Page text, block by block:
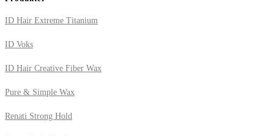
ID Hair Extreme Titanium
ID Voks
ID Hair Creative Fiber Wax
Pure & Simple Wax
Renati Strong Hold